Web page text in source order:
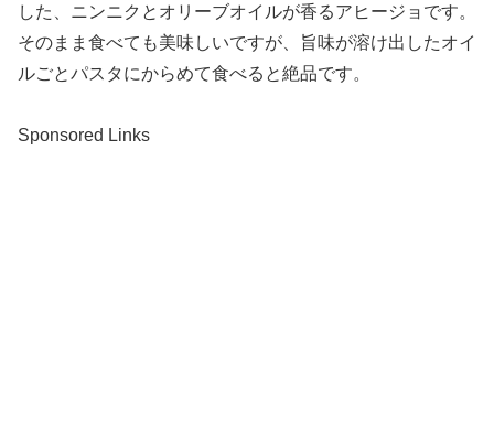
した、ニンニクとオリーブオイルが香るアヒージョです。
そのまま食べても美味しいですが、旨味が溶け出したオイ
ルごとパスタにからめて食べると絶品です。
Sponsored Links